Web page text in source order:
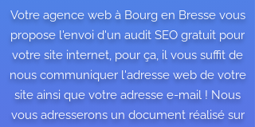
Votre agence web à Bourg en Bresse vous
propose l'envoi d'un audit SEO gratuit pour
votre site internet, pour ça, il vous suffit de
nous communiquer l'adresse web de votre
site ainsi que votre adresse e-mail ! Nous
vous adresserons un document réalisé sur